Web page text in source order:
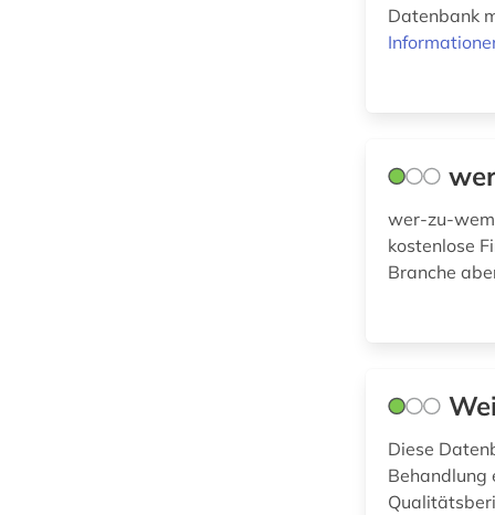
Datenbank
wer-zu-
kostenlose
Branche
Diese
Behandlung